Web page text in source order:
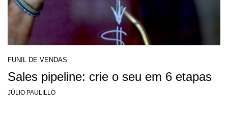
FUNIL DE VENDAS
Sales pipeline: crie o seu em 6 etapas
JÚLIO PAULILLO